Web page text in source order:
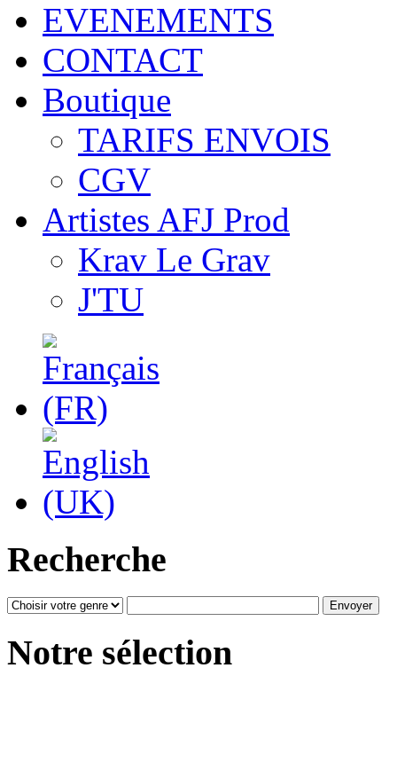
EVENEMENTS
CONTACT
Boutique
TARIFS ENVOIS
CGV
Artistes AFJ Prod
Krav Le Grav
J'TU
Recherche
Notre sélection